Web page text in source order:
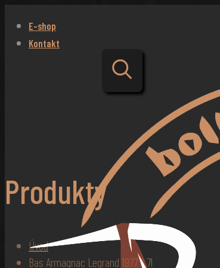
E-shop
Kontakt
Produkty
Úvod
Bas Armagnac Legrand 1977 0,7l